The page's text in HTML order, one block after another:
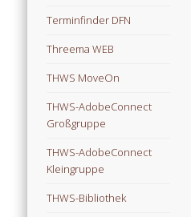
Terminfinder DFN
Threema WEB
THWS MoveOn
THWS-AdobeConnect
Großgruppe
THWS-AdobeConnect
Kleingruppe
THWS-Bibliothek